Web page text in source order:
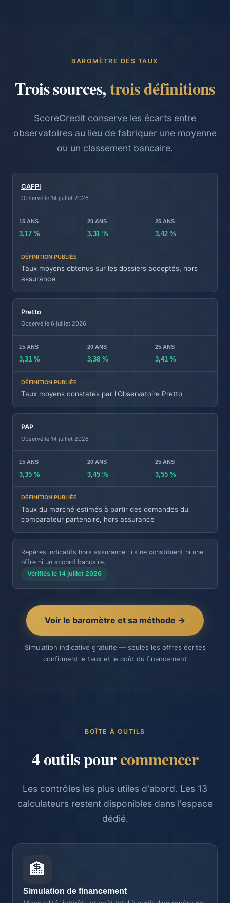
BAROMÈTRE DES TAUX
Trois sources,trois définitions
ScoreCredit conserve les écarts entre
observatoires au lieu de fabriquer une moyenne
ou un classement bancaire.
CAFPI
Observé le 14 juillet 2026
3,17 % 3,31 % 3,42 %
Taux moyens obtenus sur les dossiers acceptés, hors
assurance
Pretto
Observé le 6 juillet 2026
3,31 % 3,38 % 3,41 %
Taux moyens constatés par l'Observatoire Pretto
PAP
Observé le 14 juillet 2026
3,35 % 3,45 % 3,55 %
Taux du marché estimés à partir des demandes du
comparateur partenaire, hors assurance
Repères indicatifs hors assurance : ils ne constituent ni une
offre ni un accord bancaire.
Vérifiés le 14 juillet 2026
Voir le baromètre et sa méthode →
Simulation indicative gratuite — seules les offres écrites
confirment le taux et le coût du financement
BOÎTE À OUTILS
4 outils pourcommencer
Les contrôles les plus utiles d'abord. Les 13
calculateurs restent disponibles dans l'espace
dédié.
🏦
Simulation de financement